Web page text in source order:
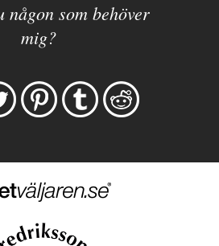
någon som behöver
mig?